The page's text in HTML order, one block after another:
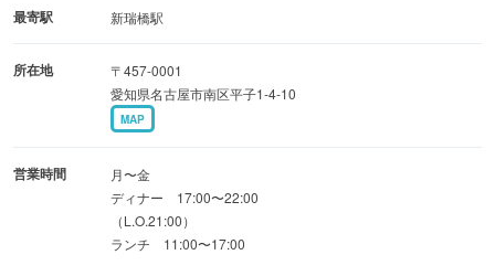
最寄駅 新瑞橋駅
所在地
〒457-0001
愛知県名古屋市南区平子1-4-10
MAP
営業時間
月〜金
ディナー 17:00〜22:00
（L.O.21:00）
ランチ 11:00〜17:00